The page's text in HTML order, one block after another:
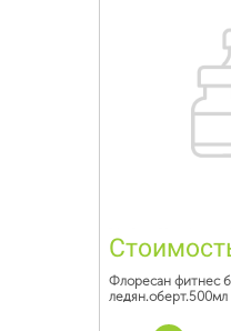
Флоресан фитнес
ледян.оберт.500мл